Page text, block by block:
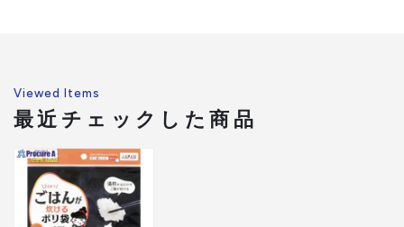
Viewed Items
最近チェックした商品